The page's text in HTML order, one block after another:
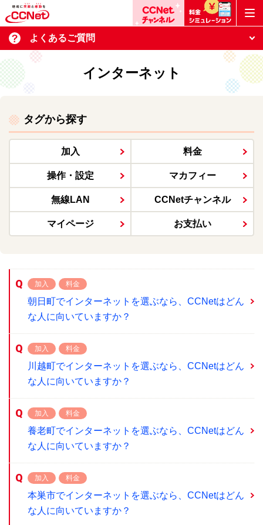
よくあるご質問
インターネット
タグから探す
加入 料金
操作・設定 マカフィー
無線LAN CCNetチャンネル
マイページ お支払い
加入 料金
朝日町でインターネットを選ぶなら、CCNetはどん
な人に向いていますか？
加入 料金
川越町でインターネットを選ぶなら、CCNetはどん
な人に向いていますか？
加入 料金
養老町でインターネットを選ぶなら、CCNetはどん
な人に向いていますか？
加入 料金
本巣市でインターネットを選ぶなら、CCNetはどん
な人に向いていますか？